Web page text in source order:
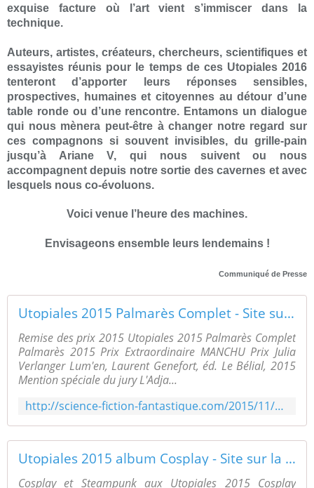
exquise facture où l’art vient s’immiscer dans la
technique.
Auteurs, artistes, créateurs, chercheurs, scientifiques et
essayistes réunis pour le temps de ces Utopiales 2016
tenteront d’apporter leurs réponses sensibles,
prospectives, humaines et citoyennes au détour d’une
table ronde ou d’une rencontre. Entamons un dialogue
qui nous mènera peut-être à changer notre regard sur
ces compagnons si souvent invisibles, du grille-pain
jusqu’à Ariane V, qui nous suivent ou nous
accompagnent depuis notre sortie des cavernes et avec
lesquels nous co-évoluons.
Voici venue l’heure des machines.
Envisageons ensemble leurs lendemains !
Communiqué de Presse
Utopiales 2015 Palmarès Complet - Site sur la Science-fiction et le Fantastique
Remise des prix 2015 Utopiales 2015 Palmarès Complet
Palmarès 2015 Prix Extraordinaire MANCHU Prix Julia
Verlanger Lum'en, Laurent Genefort, éd. Le Bélial, 2015
Mention spéciale du jury L'Adja...
http://science-fiction-fantastique.com/2015/11/utopiales-2015-palmares-complet.html
Utopiales 2015 album Cosplay - Site sur la Science-fiction et le Fantastique
Cosplay et Steampunk aux Utopiales 2015 Cosplay